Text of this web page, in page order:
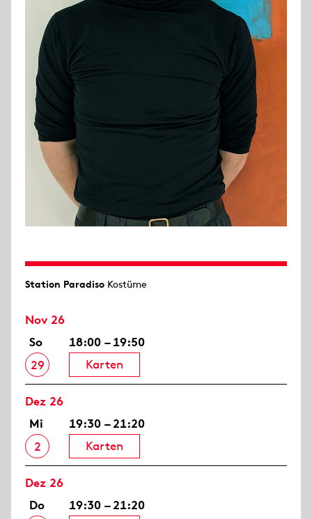
Station Paradiso Kostüme
Nov 26
So
29
18:00 – 19:50
Karten
Dez 26
Mi
2
19:30 – 21:20
Karten
Dez 26
Do
19:30 – 21:20